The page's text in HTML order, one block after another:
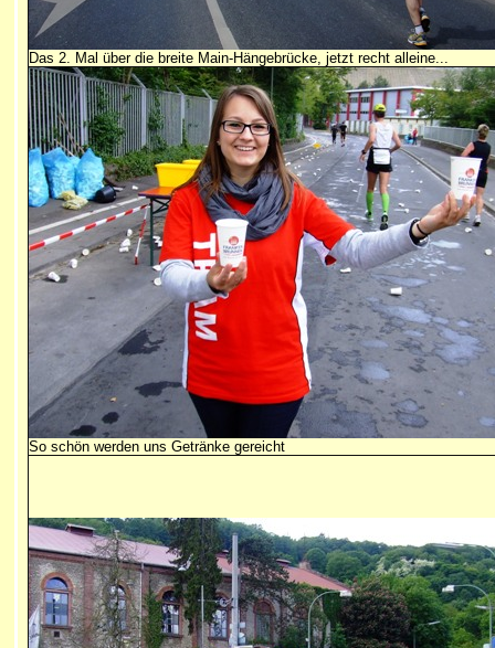
Das 2. Mal über die breite Main-Hängebrücke, jetzt recht alleine...
So schön werden uns Getränke gereicht